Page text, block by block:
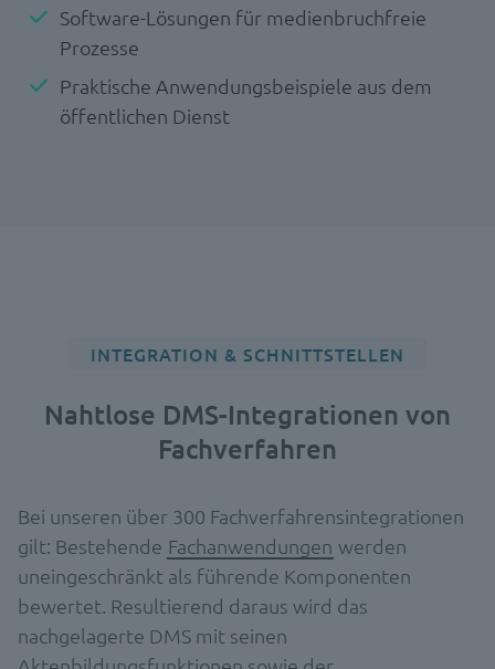
Software-Lösungen für medienbruchfreie
Prozesse
Praktische Anwendungsbeispiele aus dem
öffentlichen Dienst
INTEGRATION & SCHNITTSTELLEN
Nahtlose DMS-Integrationen von
Fachverfahren
Bei unseren über 300 Fachverfahrensintegrationen
gilt: Bestehende Fachanwendungen werden
uneingeschränkt als führende Komponenten
bewertet. Resultierend daraus wird das
nachgelagerte DMS mit seinen